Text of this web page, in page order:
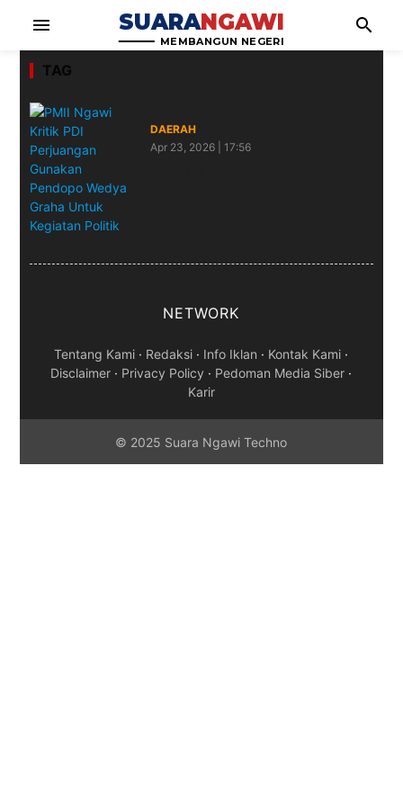
menu SUARANGAWI
MEMBANGUN NEGERI
search
TAG
DAERAH
Apr 23, 2026 | 17:56
NETWORK
Tentang Kami · Redaksi · Info Iklan · Kontak Kami ·
Disclaimer · Privacy Policy · Pedoman Media Siber ·
Karir
© 2025 Suara Ngawi Techno